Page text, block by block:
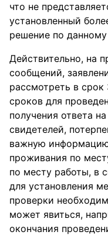
что не
установленный
решение по
Действительно, на
сообщений,
рассмотреть в
сроков для
получения ответа
свидетелей,
важную
проживания по
по месту работы, в
для установления
проверки
может явиться,
окончания